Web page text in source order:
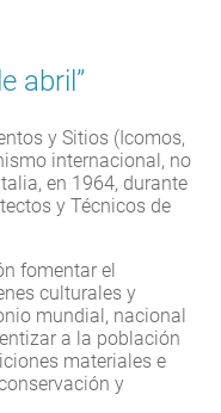
abril”
y Sitios (Icomos,
internacional, no
en 1964, durante
y Técnicos de
fomentar el
culturales y
mundial, nacional
a la población
materiales e
y